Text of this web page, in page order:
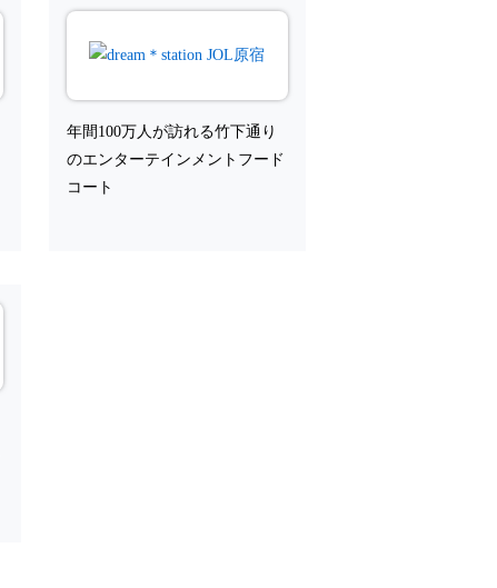
年間100万人が訪れる竹下通り
のエンターテインメントフード
コート